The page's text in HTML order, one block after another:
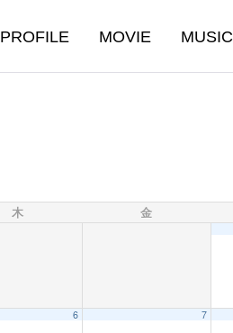
PROFILE MOVIE MUSIC
木 金
6 7